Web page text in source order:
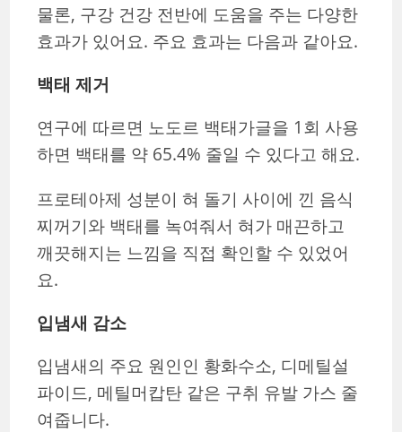
물론, 구강 건강 전반에 도움을 주는 다양한
효과가 있어요. 주요 효과는 다음과 같아요.
백태 제거
연구에 따르면 노도르 백태가글을 1회 사용
하면 백태를 약 65.4% 줄일 수 있다고 해요.
프로테아제 성분이 혀 돌기 사이에 낀 음식
찌꺼기와 백태를 녹여줘서 혀가 매끈하고
깨끗해지는 느낌을 직접 확인할 수 있었어
요.
입냄새 감소
입냄새의 주요 원인인 황화수소, 디메틸설
파이드, 메틸머캅탄 같은 구취 유발 가스 줄
여줍니다.